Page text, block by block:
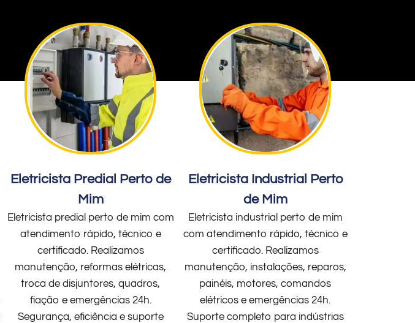
Eletricista Predial Perto de
Mim
Eletricista predial perto de mim com
atendimento rápido, técnico e
certificado. Realizamos
manutenção, reformas elétricas,
troca de disjuntores, quadros,
fiação e emergências 24h.
Segurança, eficiência e suporte
Eletricista Industrial Perto
de Mim
Eletricista industrial perto de mim
com atendimento rápido, técnico e
certificado. Realizamos
manutenção, instalações, reparos,
painéis, motores, comandos
elétricos e emergências 24h.
Suporte completo para indústrias